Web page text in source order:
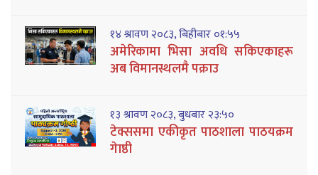
१४ श्रावण २०८३, बिहीबार ०१:५५
अमेरिकामा भिसा अवधि सकिएकाहरू
अब विमानस्थलमै पक्राउ
१३ श्रावण २०८३, बुधबार २३:५०
टेक्ससमा एकीकृत पाठशाला पाठयक्रम
गेाष्ठी